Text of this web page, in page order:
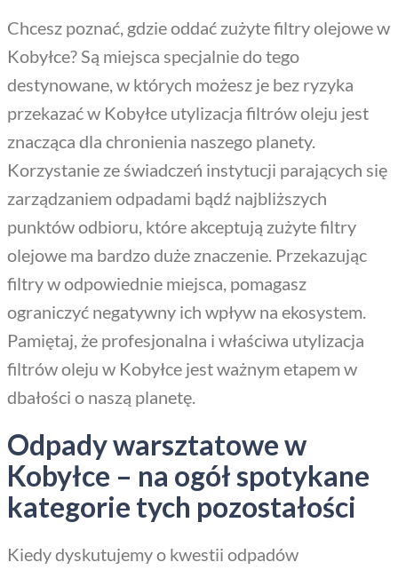
Chcesz poznać, gdzie oddać zużyte filtry olejowe w
Kobyłce? Są miejsca specjalnie do tego
destynowane, w których możesz je bez ryzyka
przekazać w Kobyłce utylizacja filtrów oleju jest
znacząca dla chronienia naszego planety.
Korzystanie ze świadczeń instytucji parających się
zarządzaniem odpadami bądź najbliższych
punktów odbioru, które akceptują zużyte filtry
olejowe ma bardzo duże znaczenie. Przekazując
filtry w odpowiednie miejsca, pomagasz
ograniczyć negatywny ich wpływ na ekosystem.
Pamiętaj, że profesjonalna i właściwa utylizacja
filtrów oleju w Kobyłce jest ważnym etapem w
dbałości o naszą planetę.
Odpady warsztatowe w
Kobyłce – na ogół spotykane
kategorie tych pozostałości
Kiedy dyskutujemy o kwestii odpadów